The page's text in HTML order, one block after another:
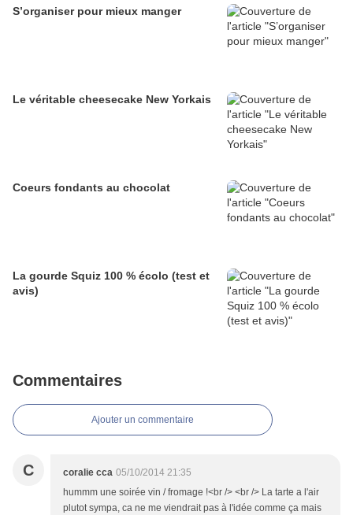
S’organiser pour mieux manger
Le véritable cheesecake New Yorkais
Coeurs fondants au chocolat
La gourde Squiz 100 % écolo (test et
avis)
Commentaires
Ajouter un commentaire
C coralie cca 05/10/2014 21:35
hummm une soirée vin / fromage !<br /> <br /> La tarte a l'air
plutot sympa, ca ne me viendrait pas à l'idée comme ça mais